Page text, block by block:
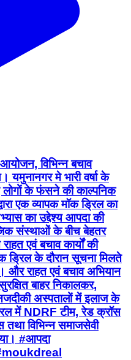
विभिन्न बचाव
यमुनानगर मे भारी वर्षा के
लोगों के फंसने की काल्पनिक
एक व्यापक मॉक ड्रिल का
का उद्देश्य आपदा की
संस्थाओं के बीच बेहतर
एवं बचाव कार्यों की
ड्रिल के दौरान सूचना मिलते
और राहत एवं बचाव अभियान
बाहर निकालकर,
अस्पतालों में इलाज के
में NDRF टीम, रेड क्रॉस
विभिन्न समाजसेवी
#आपदा